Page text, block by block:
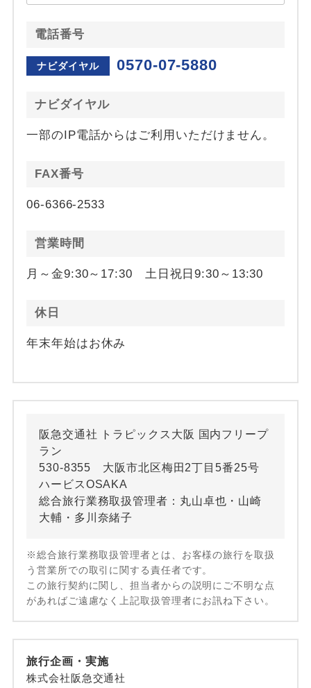
電話番号
ナビダイヤル 0570-07-5880
ナビダイヤル
一部のIP電話からはご利用いただけません。
FAX番号
06-6366-2533
営業時間
月～金9:30～17:30 土日祝日9:30～13:30
休日
年末年始はお休み
阪急交通社 トラピックス大阪 国内フリープ
ラン
530-8355 大阪市北区梅田2丁目5番25号
ハービスOSAKA
総合旅行業務取扱管理者：丸山卓也・山崎
大輔・多川奈緒子
※総合旅行業務取扱管理者とは、お客様の旅行を取扱
う営業所での取引に関する責任者です。
この旅行契約に関し、担当者からの説明にご不明な点
があればご遠慮なく上記取扱管理者にお訊ね下さい。
旅行企画・実施
株式会社阪急交通社